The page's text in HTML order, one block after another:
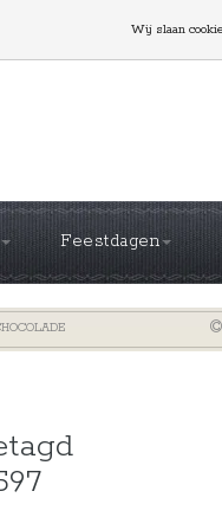
NEEM CONTACT MET
Feestdagen
Wij slaan